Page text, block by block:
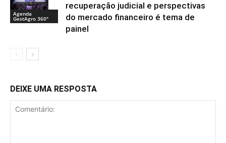
Agenda
GestAgro 360°
recuperação judicial e perspectivas
do mercado financeiro é tema de
painel
DEIXE UMA RESPOSTA